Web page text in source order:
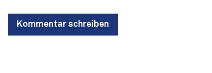
Kommentar schreiben